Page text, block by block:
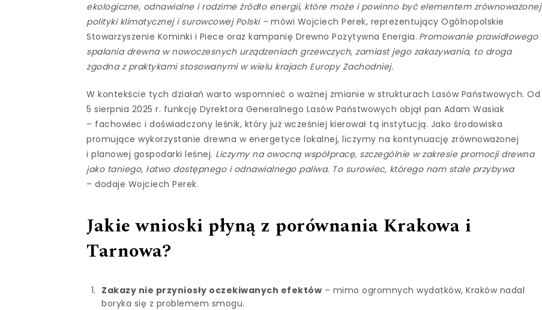
ekologiczne, odnawialne i rodzime źródło energii, które może i powinno być elementem zrównoważonej
polityki klimatycznej i surowcowej Polski –mówi Wojciech Perek, reprezentujący Ogólnopolskie
Stowarzyszenie Kominki i Piece oraz kampanię Drewno Pozytywna Energia. Promowanie prawidłowego
spalania drewna w nowoczesnych urządzeniach grzewczych, zamiast jego zakazywania, to droga
zgodna z praktykami stosowanymi w wielu krajach Europy Zachodniej.
W kontekście tych działań warto wspomnieć o ważnej zmianie w strukturach Lasów Państwowych. Od
5 sierpnia 2025 r. funkcję Dyrektora Generalnego Lasów Państwowych objął pan Adam Wasiak
– fachowiec i doświadczony leśnik, który już wcześniej kierował tą instytucją. Jako środowiska
promujące wykorzystanie drewna w energetyce lokalnej, liczymy na kontynuację zrównoważonej
i planowej gospodarki leśnej. Liczymy na owocną współpracę, szczególnie w zakresie promocji drewna
jako taniego, łatwo dostępnego i odnawialnego paliwa. To surowiec, którego nam stale przybywa
– dodaje Wojciech Perek.
Jakie wnioski płyną z porównania Krakowa i
Tarnowa?
Zakazy nie przyniosły oczekiwanych efektów – mimo ogromnych wydatków, Kraków nadal
boryka się z problemem smogu.